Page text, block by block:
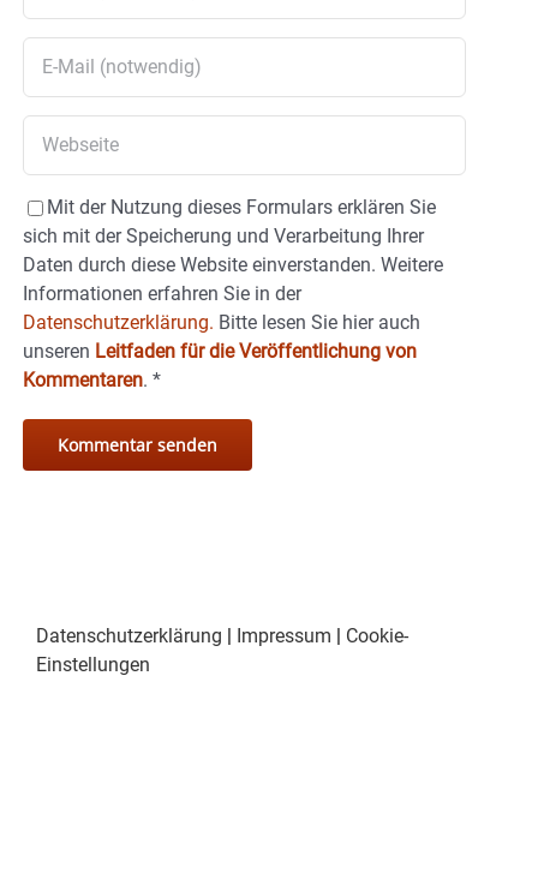
Mit der Nutzung dieses Formulars erklären Sie
sich mit der Speicherung und Verarbeitung Ihrer
Daten durch diese Website einverstanden. Weitere
Informationen erfahren Sie in der
Datenschutzerklärung. Bitte lesen Sie hier auch
unseren Leitfaden für die Veröffentlichung von
Kommentaren. *
Datenschutzerklärung | Impressum | Cookie-
Einstellungen